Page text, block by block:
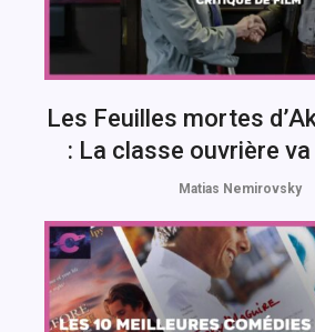
Les Feuilles mortes
: La classe ouvrière
Matias Nemirovsky